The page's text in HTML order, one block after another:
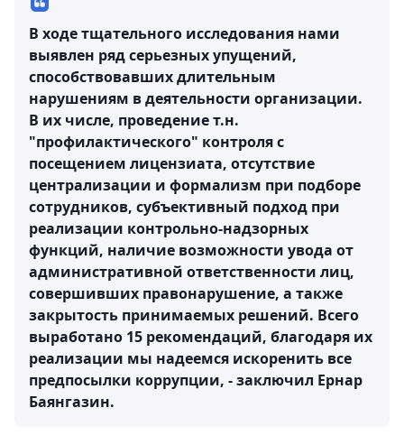
В ходе тщательного исследования нами
выявлен ряд серьезных упущений,
способствовавших длительным
нарушениям в деятельности организации.
В их числе, проведение т.н.
"профилактического" контроля с
посещением лицензиата, отсутствие
централизации и формализм при подборе
сотрудников, субъективный подход при
реализации контрольно-надзорных
функций, наличие возможности увода от
административной ответственности лиц,
совершивших правонарушение, а также
закрытость принимаемых решений. Всего
выработано 15 рекомендаций, благодаря их
реализации мы надеемся искоренить все
предпосылки коррупции, - заключил Ернар
Баянгазин.